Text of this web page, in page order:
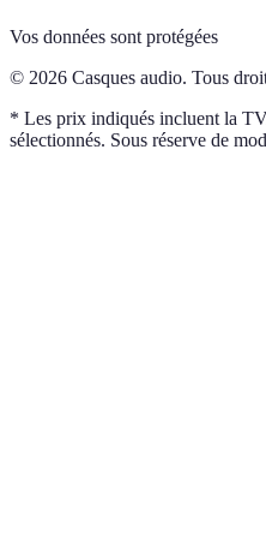
Vos données sont protégées
© 2026 Casques audio. Tous
* Les prix indiqués incluent la
sélectionnés. Sous réserve de